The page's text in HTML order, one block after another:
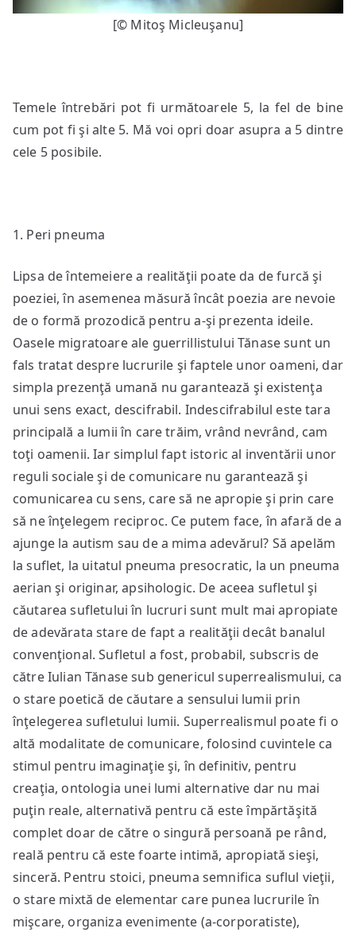
[© Mitoş Micleuşanu]
Temele întrebări pot fi următoarele 5, la fel de bine
cum pot fi şi alte 5. Mă voi opri doar asupra a 5 dintre
cele 5 posibile.
1. Peri pneuma
Lipsa de întemeiere a realităţii poate da de furcă şi
poeziei, în asemenea măsură încât poezia are nevoie
de o formă prozodică pentru a-şi prezenta ideile.
Oasele migratoare ale guerrillistului Tănase sunt un
fals tratat despre lucrurile şi faptele unor oameni, dar
simpla prezenţă umană nu garantează şi existenţa
unui sens exact, descifrabil. Indescifrabilul este tara
principală a lumii în care trăim, vrând nevrând, cam
toţi oamenii. Iar simplul fapt istoric al inventării unor
reguli sociale şi de comunicare nu garantează şi
comunicarea cu sens, care să ne apropie şi prin care
să ne înţelegem reciproc. Ce putem face, în afară de a
ajunge la autism sau de a mima adevărul? Să apelăm
la suflet, la uitatul pneuma presocratic, la un pneuma
aerian şi originar, apsihologic. De aceea sufletul şi
căutarea sufletului în lucruri sunt mult mai apropiate
de adevărata stare de fapt a realităţii decât banalul
convenţional. Sufletul a fost, probabil, subscris de
către Iulian Tănase sub genericul superrealismului, ca
o stare poetică de căutare a sensului lumii prin
înţelegerea sufletului lumii. Superrealismul poate fi o
altă modalitate de comunicare, folosind cuvintele ca
stimul pentru imaginaţie şi, în definitiv, pentru
creaţia, ontologia unei lumi alternative dar nu mai
puţin reale, alternativă pentru că este împărtăşită
complet doar de către o singură persoană pe rând,
reală pentru că este foarte intimă, apropiată sieşi,
sinceră. Pentru stoici, pneuma semnifica suflul vieţii,
o stare mixtă de elementar care punea lucrurile în
mişcare, organiza evenimente (a-corporatiste),